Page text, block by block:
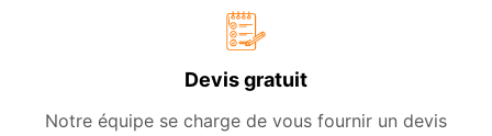
Devis gratuit
Notre équipe se charge de vous fournir un devis